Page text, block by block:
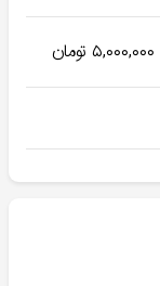
۵,۰۰۰,۰۰۰تومان